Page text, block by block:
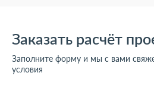
Заказать расчёт
Заполните форму и мы с вами
условия